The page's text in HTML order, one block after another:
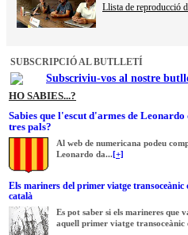
Llista de reproducció
SUBSCRIPCIÓ AL BUTLLETÍ
Subscriviu-vos al nostre
HO SABIES...?
Sabies que l'escut d'armes de
tres pals?
Al web de numericana podeu
Leonardo da...[+]
Els mariners del primer viatge
català
Es pot saber si els marineres que
aquell primer viatge transoceànic